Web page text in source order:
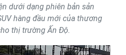
dưới dạng phiên bản sản
hàng đầu mới của thương
thị trường Ấn Độ.